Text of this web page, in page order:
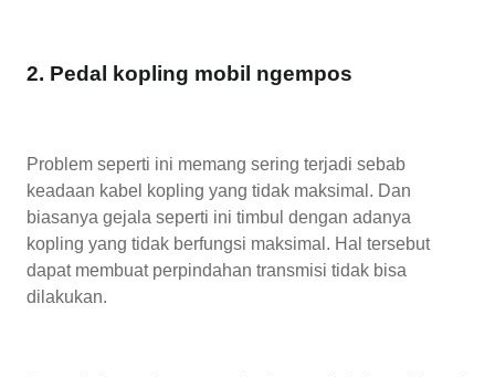
2. Pedal kopling mobil ngempos
Problem seperti ini memang sering terjadi sebab
keadaan kabel kopling yang tidak maksimal. Dan
biasanya gejala seperti ini timbul dengan adanya
kopling yang tidak berfungsi maksimal. Hal tersebut
dapat membuat perpindahan transmisi tidak bisa
dilakukan.